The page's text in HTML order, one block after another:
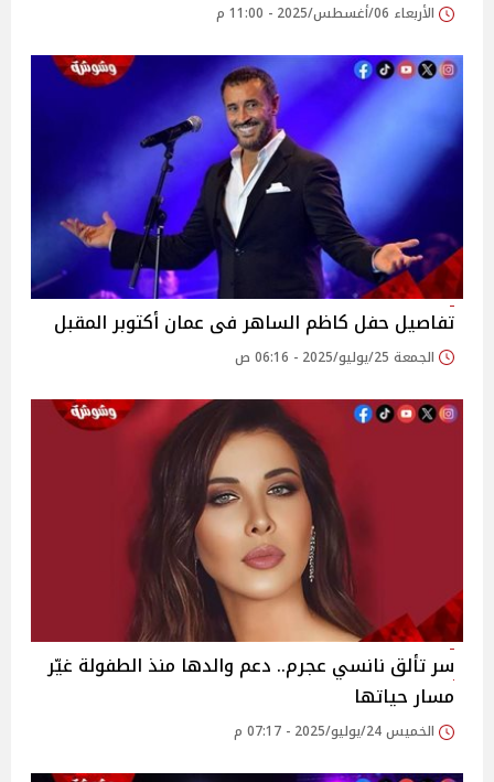
الأربعاء 06/أغسطس/2025 - 11:00 م
تفاصيل حفل كاظم الساهر فى عمان أكتوبر المقبل‎
الجمعة 25/يوليو/2025 - 06:16 ص
سر تألق نانسي عجرم.. دعم والدها منذ الطفولة غيّر
مسار حياتها
الخميس 24/يوليو/2025 - 07:17 م